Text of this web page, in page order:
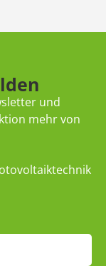
und
mehr von